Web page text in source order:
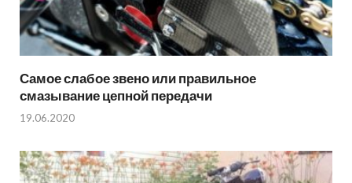
Самое слабое звено или правильное
смазывание цепной передачи
19.06.2020